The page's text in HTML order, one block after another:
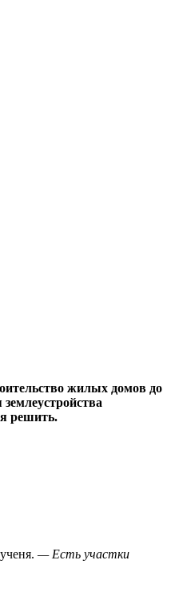
жилых домов до
решить.
— Есть участки